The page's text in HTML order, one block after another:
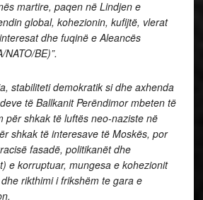
martire, paqen në Lindjen e
global, kohezionin, kufijtë, vlerat
dhe fuqinë e Aleancës
BE)”.
stabiliteti demokratik si dhe axhenda
të Ballkanit Perëndimor mbeten të
për shkak të luftës neo-naziste në
shkak të interesave të Moskës, por
fasadë, politikanët dhe
t) e korruptuar, mungesa e kohezionit
rikthimi i frikshëm te gara e